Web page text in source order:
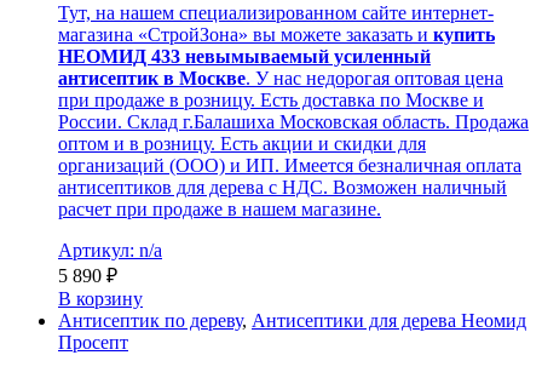
Тут, на нашем специализированном сайте интернет-
магазина «СтройЗона» вы можете заказать и купить
НЕОМИД 433 невымываемый усиленный
антисептик в Москве. У нас недорогая оптовая цена
при продаже в розницу. Есть доставка по Москве и
России. Склад г.Балашиха Московская область. Продажа
оптом и в розницу. Есть акции и скидки для
организаций (ООО) и ИП. Имеется безналичная оплата
антисептиков для дерева с НДС. Возможен наличный
расчет при продаже в нашем магазине.
Артикул: n/a
5 890 ₽
В корзину
Антисептик по дереву, Антисептики для дерева Неомид
Просепт